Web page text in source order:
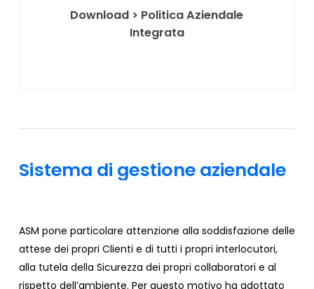
utilizzando le migliori tecnologie disponibili;
Download > Politica Aziendale
Integrata
Sistema di gestioneaziendale
ASM pone particolare attenzione alla soddisfazione delle
attese dei propri Clienti e di tutti i propri interlocutori,
alla tutela della Sicurezza dei propri collaboratori e al
rispetto dell’ambiente. Per questo motivo ha adottato